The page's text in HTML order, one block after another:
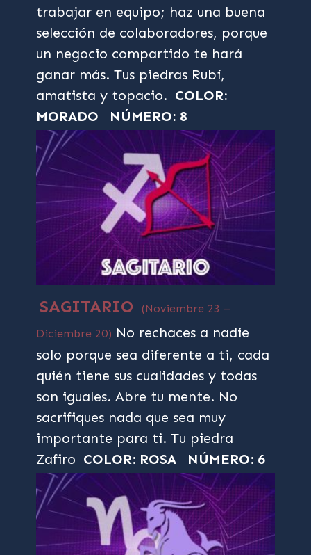
trabajar en equipo; haz una buena
selección de colaboradores, porque
un negocio compartido te hará
ganar más. Tus piedras Rubí,
amatista y topacio. COLOR:
MORADO
NÚMERO: 8
SAGITARIO
(Noviembre 23 –
Diciembre 20) No rechaces a nadie
solo porque sea diferente a ti, cada
quién tiene sus cualidades y todas
son iguales. Abre tu mente. No
sacrifiques nada que sea muy
importante para ti. Tu piedra
Zafiro COLOR: ROSA NÚMERO: 6